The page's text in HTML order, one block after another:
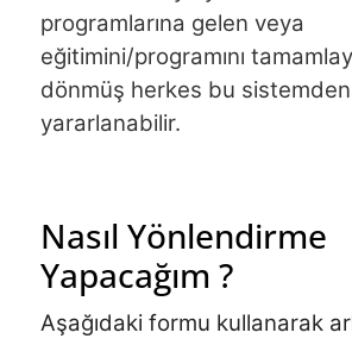
programlarına gelen veya
eğitimini/programını
dönmüş herkes bu sistemden
yararlanabilir.
Nasıl Yönlendirme
Yapacağım ?
Aşağıdaki formu kullanarak